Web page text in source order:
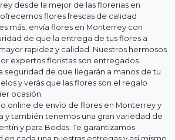
desde la mejor de las florerias en
flores frescas de calidad
más, envía flores en Monterrey con
de que la entrega de tus flores a
rapidez y calidad. Nuestros hermosos
expertos floristas son entregados
seguridad de que llegarán a manos de tu
y verás que las flores son el regalo
ocasión.
online de envío de flores en Monterrey y
y también tenemos una gran variedad de
y para Bodas. Te garantizamos